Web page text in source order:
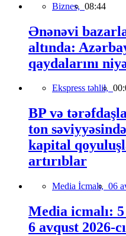
Biznes, 08:44
Ənənəvi
altında:
qaydalarını
Ekspress təhlil,
BP və
ton
kapital
artırıblar
Media İcmalı, 06
Media icmalı:
6 avqust 2026-